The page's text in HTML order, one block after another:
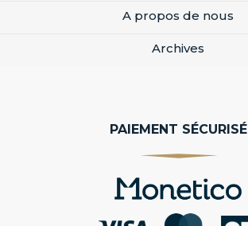
A propos de nous
Archives
PAIEMENT SÉCURISÉ